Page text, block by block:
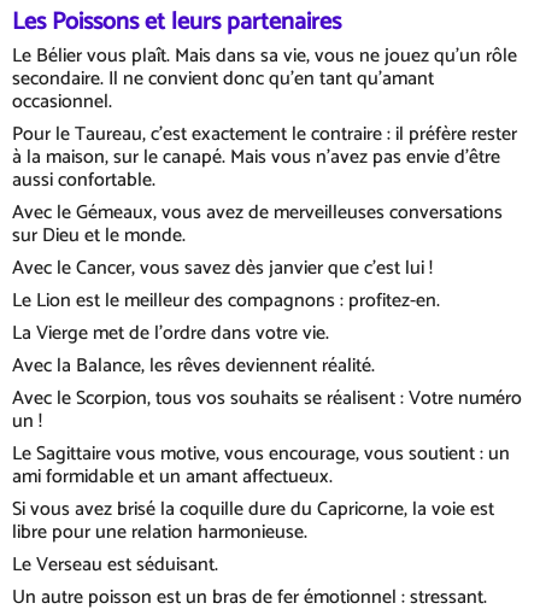
Les Poissons et leurs partenaires
Le Bélier vous plaît. Mais dans sa vie, vous ne jouez qu'un rôle
secondaire. Il ne convient donc qu'en tant qu'amant
occasionnel.
Pour le Taureau, c'est exactement le contraire : il préfère rester
à la maison, sur le canapé. Mais vous n'avez pas envie d'être
aussi confortable.
Avec le Gémeaux, vous avez de merveilleuses conversations
sur Dieu et le monde.
Avec le Cancer, vous savez dès janvier que c'est lui !
Le Lion est le meilleur des compagnons : profitez-en.
La Vierge met de l'ordre dans votre vie.
Avec la Balance, les rêves deviennent réalité.
Avec le Scorpion, tous vos souhaits se réalisent : Votre numéro
un !
Le Sagittaire vous motive, vous encourage, vous soutient : un
ami formidable et un amant affectueux.
Si vous avez brisé la coquille dure du Capricorne, la voie est
libre pour une relation harmonieuse.
Le Verseau est séduisant.
Un autre poisson est un bras de fer émotionnel : stressant.